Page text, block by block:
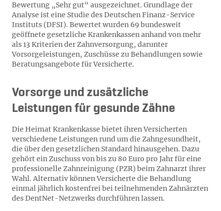
Bewertung „Sehr gut“ ausgezeichnet. Grundlage der
Analyse ist eine Studie des Deutschen Finanz-Service
Instituts (DFSI). Bewertet wurden 69 bundesweit
geöffnete gesetzliche Krankenkassen anhand von mehr
als 13 Kriterien der Zahnversorgung, darunter
Vorsorgeleistungen, Zuschüsse zu Behandlungen sowie
Beratungsangebote für Versicherte.
Vorsorge und zusätzliche
Leistungen für gesunde Zähne
Die Heimat Krankenkasse bietet ihren Versicherten
verschiedene Leistungen rund um die Zahngesundheit,
die über den gesetzlichen Standard hinausgehen. Dazu
gehört ein Zuschuss von bis zu 80 Euro pro Jahr für eine
professionelle Zahnreinigung (PZR) beim Zahnarzt ihrer
Wahl. Alternativ können Versicherte die Behandlung
einmal jährlich kostenfrei bei teilnehmenden Zahnärzten
des DentNet-Netzwerks durchführen lassen.